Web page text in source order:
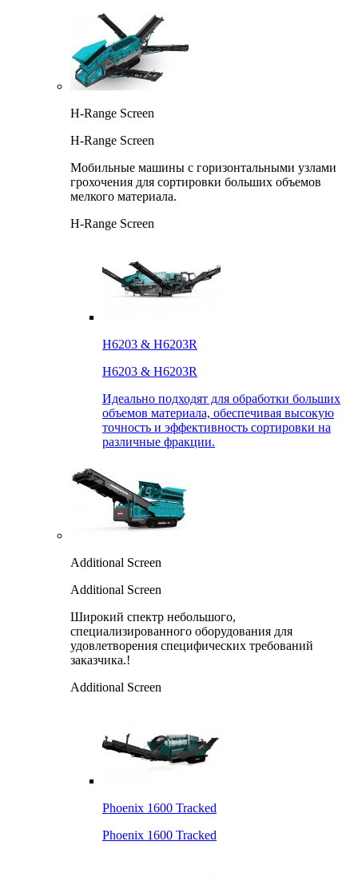
H-Range Screen
H-Range Screen
Мобильные машины с горизонтальными узлами
грохочения для сортировки больших объемов
мелкого материала.
H-Range Screen
H6203 & H6203R
H6203 & H6203R
Идеально подходят для обработки больших
объемов материала, обеспечивая высокую
точность и эффективность сортировки на
различные фракции.
Additional Screen
Additional Screen
Широкий спектр небольшого,
специализированного оборудования для
удовлетворения специфических требований
заказчика.!
Additional Screen
Phoenix 1600 Tracked
Phoenix 1600 Tracked